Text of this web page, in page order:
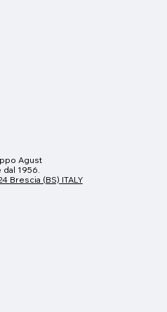
Agust
1956.
Brescia (BS) ITALY